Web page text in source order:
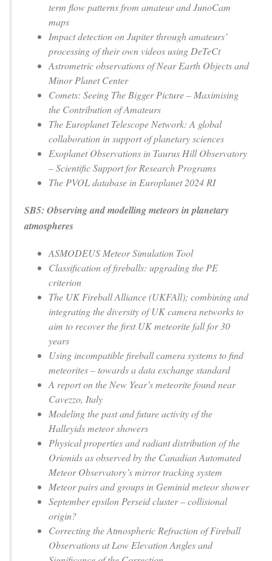
term flow patterns from amateur and JunoCam
maps
Impact detection on Jupiter through amateurs’
processing of their own videos using DeTeCt
Astrometric observations of Near Earth Objects and
Minor Planet Center
Comets: Seeing The Bigger Picture – Maximising
the Contribution of Amateurs
The Europlanet Telescope Network: A global
collaboration in support of planetary sciences
Exoplanet Observations in Taurus Hill Observatory
– Scientific Support for Research Programs
The PVOL database in Europlanet 2024 RI
SB5: Observing and modelling meteors in planetary
atmospheres
ASMODEUS Meteor Simulation Tool
Classification of fireballs: upgrading the PE
criterion
The UK Fireball Alliance (UKFAll); combining and
integrating the diversity of UK camera networks to
aim to recover the first UK meteorite fall for 30
years
Using incompatible fireball camera systems to find
meteorites – towards a data exchange standard
A report on the New Year’s meteorite found near
Cavezzo, Italy
Modeling the past and future activity of the
Halleyids meteor showers
Physical properties and radiant distribution of the
Orionids as observed by the Canadian Automated
Meteor Observatory’s mirror tracking system
Meteor pairs and groups in Geminid meteor shower
September epsilon Perseid cluster – collisional
origin?
Correcting the Atmospheric Refraction of Fireball
Observations at Low Elevation Angles and